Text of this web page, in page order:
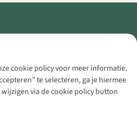
cookie policy voor meer informatie.
te selecteren, ga je hiermee
via de cookie policy button